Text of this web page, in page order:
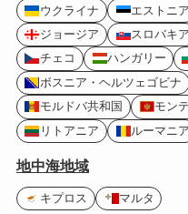
ウクライナ
エストニア
ジョージア
スロバキア
チェコ
ハンガリー
ボスニア・ヘルツェゴビナ
モルドバ共和国
モン
リトアニア
ルーマニア
地中海地域
キプロス マルタ